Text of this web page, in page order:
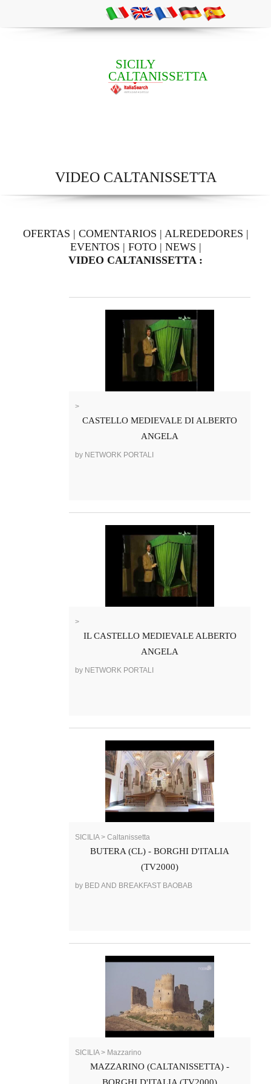
SICILY
CALTANISSETTA
VIDEO CALTANISSETTA
OFERTAS | COMENTARIOS | ALREDEDORES |
EVENTOS | FOTO| NEWS |
VIDEO CALTANISSETTA :
>
CASTELLO MEDIEVALE DI ALBERTO
ANGELA
by NETWORK PORTALI
>
IL CASTELLO MEDIEVALE ALBERTO
ANGELA
by NETWORK PORTALI
SICILIA > Caltanissetta
BUTERA (CL) - BORGHI D'ITALIA
(TV2000)
by BED AND BREAKFAST BAOBAB
SICILIA > Mazzarino
MAZZARINO (CALTANISSETTA) -